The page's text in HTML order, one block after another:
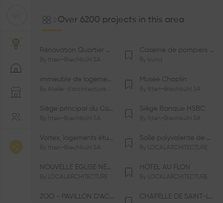
Over 6200 projects in this area
Rénovation Quartier de la Tourelle
By Itten+Brechbühl SA
Caserne de pompiers de Bernex-Confignon
By bunq
immeuble de logements HM-LGZD-PPE «Doctoresse-Champendal»
By Atelier d'architecture Jacques Bugna SA
Musée Chaplin
By Itten+Brechbühl SA
Siège principal du Comité International Olympique CIO
By Itten+Brechbühl SA
Siège Banque HSBC
By Itten+Brechbühl SA
Vortex, logements étudiants
By Itten+Brechbühl SA
Salle polyvalente de Le Vaud
By LOCALARCHITECTURE
NOUVELLE ÉGLISE NÉO-APOSTOLIQUE
By LOCALARCHITECTURE
HÔTEL AU FLON
By LOCALARCHITECTURE
ZOO - PAVILLON D’ACCUEIL DE LA GARENNE CHAPELLE DE SAINT-LOUP